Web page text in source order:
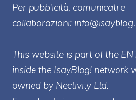
Per pubblicità, comunicati e
collaborazioni:
This website is part of the
inside the IsayBlog! network
owned by Nectivity Ltd.